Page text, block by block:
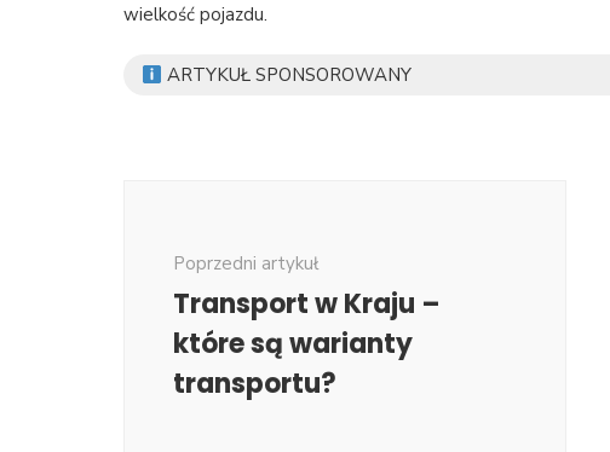
wielkość pojazdu.
ARTYKUŁ SPONSOROWANY
Poprzedni artykuł
Transport w Kraju –
które są warianty
transportu?